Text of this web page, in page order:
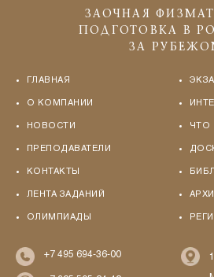
ЗАОЧНАЯ
ПОДГОТОВКА В
ЗА
ГЛАВНАЯ
О КОМПАНИИ
НОВОСТИ
ПРЕПОДАВАТЕЛИ
КОНТАКТЫ
ЛЕНТА ЗАДАНИЙ
ОЛИМПИАДЫ
ЧТО
+7 495 694-36-00